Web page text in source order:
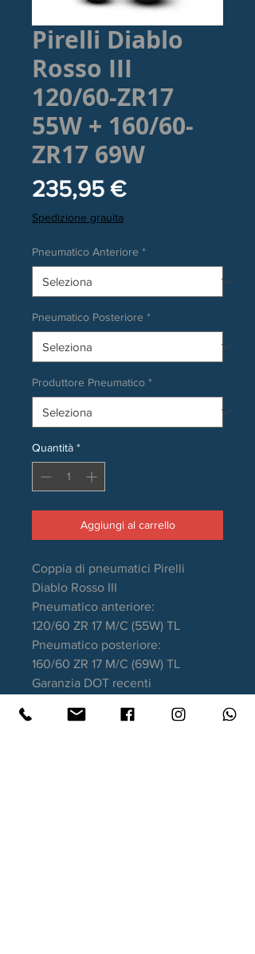
Pirelli Diablo
Rosso III
120/60-ZR17
55W + 160/60-
ZR17 69W
235,95 €Prezzo
Spedizione grauita
Pneumatico Anteriore *
Pneumatico Posteriore *
Produttore Pneumatico *
Quantità *
Aggiungi al carrello
Coppia di pneumatici Pirelli
Diablo Rosso III
Pneumatico anteriore:
120/60 ZR 17 M/C (55W) TL
Pneumatico posteriore:
160/60 ZR 17 M/C (69W) TL
Garanzia DOT recenti